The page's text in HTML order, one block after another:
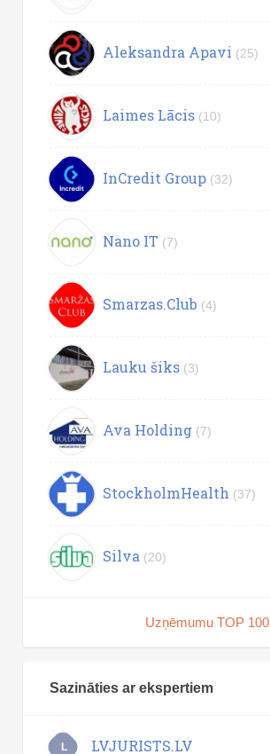
Aleksandra Apavi (25)
Laimes Lācis (10)
InCredit Group (32)
Nano IT (7)
Smarzas.Club (4)
Lauku šiks (3)
Ava Holding (7)
StockholmHealth (37)
Silva (20)
Uzņēmumu TOP 100
Sazināties ar ekspertiem
L LVJURISTS.LV